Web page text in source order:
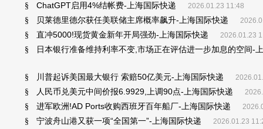
§ ChatGPT启用4%结帐费-上海国际快递 2026.01.23 11:48
§ 贝莱德里德尔获任美联储主席概率飙升-上海国际快递
§ 直冲5000!现货黄金新年开局强劲-上海国际快递 2026.01.23
§ 日本银行准备维持利率不变,市场正在评估进一步加息的空间-
§ 川普起诉美国最大银行 索赔50亿美元-上海国际快递
§ 人民币兑美元中间价报6.9929,上调90点-上海国际快递
§ 进军欧洲!AD Ports收购西班牙百年船厂-上海国际快递
§ 宁波舟山港又获一项“全国第一”-上海国际快递 2026.01.23